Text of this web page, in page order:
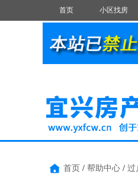
首页 小区找房
首页 / 帮助中心 / 过